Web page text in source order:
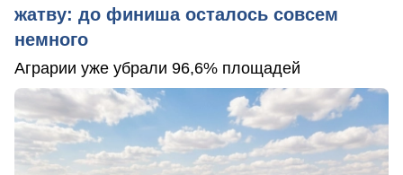
жатву: до финиша осталось совсем
немного
Аграрии уже убрали 96,6% площадей